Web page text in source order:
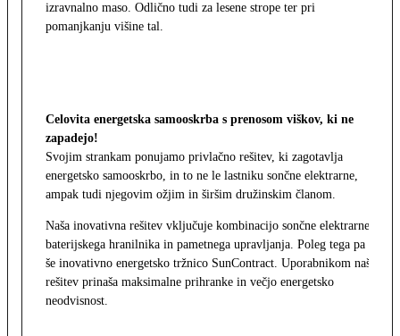
izravnalno maso. Odlično tudi za lesene strope ter pri
pomanjkanju višine tal.
Celovita energetska samooskrba s prenosom viškov, ki ne
zapadejo!
Svojim strankam ponujamo privlačno rešitev, ki zagotavlja
energetsko samooskrbo, in to ne le lastniku sončne elektrarne,
ampak tudi njegovim ožjim in širšim družinskim članom.
Naša inovativna rešitev vključuje kombinacijo sončne elektrarne,
baterijskega hranilnika in pametnega upravljanja. Poleg tega pa
še inovativno energetsko tržnico SunContract. Uporabnikom naša
rešitev prinaša maksimalne prihranke in večjo energetsko
neodvisnost.